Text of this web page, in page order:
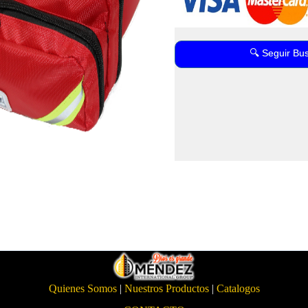
🔍 Seguir
Quienes Somos | Nuestros Productos | Catalogos